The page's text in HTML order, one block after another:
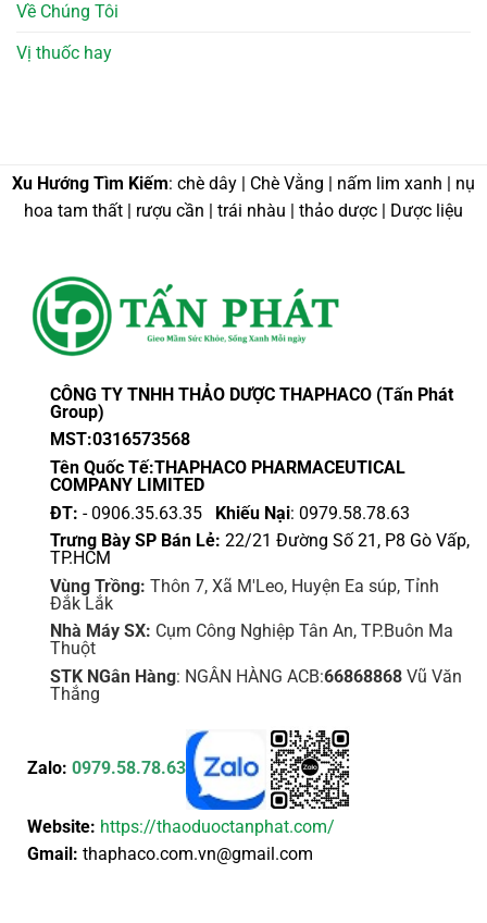
Về Chúng Tôi
Vị thuốc hay
Xu Hướng Tìm Kiếm: chè dây | Chè Vằng | nấm lim xanh | nụ
hoa tam thất | rượu cần | trái nhàu | thảo dược | Dược liệu
CÔNG TY TNHH THẢO DƯỢC THAPHACO (Tấn Phát
Group)
MST:0316573568
Tên Quốc Tế:THAPHACO PHARMACEUTICAL
COMPANY LIMITED
ĐT: - 0906.35.63.35 Khiếu Nại: 0979.58.78.63
Trưng Bày SP Bán Lẻ: 22/21 Đường Số 21, P8 Gò Vấp,
TP.HCM
Vùng Trồng: Thôn 7, Xã M'Leo, Huyện Ea súp, Tỉnh
Đắk Lắk
Nhà Máy SX: Cụm Công Nghiệp Tân An, TP.Buôn Ma
Thuột
STK NGân Hàng: NGÂN HÀNG ACB:66868868Vũ Văn
Thắng
Zalo: 0979.58.78.63
Website: https://thaoduoctanphat.com/
Gmail: thaphaco.com.vn@gmail.com